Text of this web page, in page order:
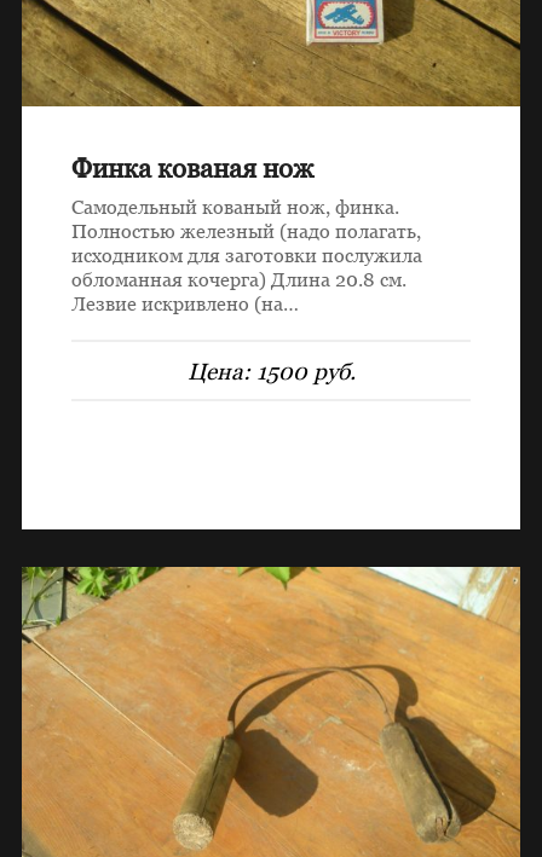
Финка кованая нож
Самодельный кованый нож, финка.
Полностью железный (надо полагать,
исходником для заготовки послужила
обломанная кочерга) Длина 20.8 см.
Лезвие искривлено (на…
Цена: 1500 руб.